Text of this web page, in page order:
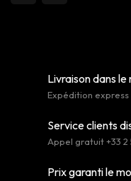
Livraison dans
Expédition express
Service clients
Appel gratuit +33 2
Prix garanti le